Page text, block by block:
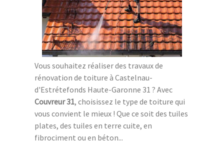
Vous souhaitez réaliser des travaux de
rénovation de toiture à Castelnau-
d'Estrétefonds Haute-Garonne 31 ? Avec
Couvreur 31, choisissez le type de toiture qui
vous convient le mieux ! Que ce soit des tuiles
plates, des tuiles en terre cuite, en
fibrociment ou en béton...